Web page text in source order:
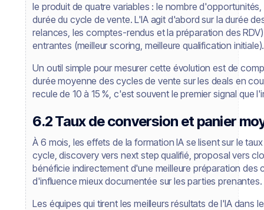
le produit de quatre variables : le nombre
durée du cycle de vente. L'IA agit d'abord sur la durée
relances, les comptes-rendus et la préparation des
entrantes (meilleur scoring, meilleure qualification initiale).
Un outil simple pour mesurer cette évolution est de
durée moyenne des cycles de vente sur les deals en
recule de 10 à 15 %, c'est souvent le premier signal que
6.2 Taux de conversion et panier
À 6 mois, les effets de la formation IA se lisent sur le
cycle, discovery vers next step qualifié, proposal vers
bénéficie indirectement d'une meilleure préparation
d'influence mieux documentée sur les parties prenantes.
Les équipes qui tirent les meilleurs résultats de l'IA dans